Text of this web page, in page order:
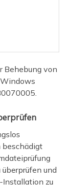
Behebung von
beschädigt
und
Installation zu